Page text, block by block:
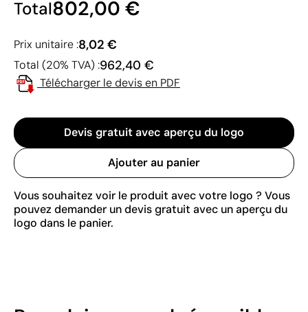
Total802,00 €
Prix unitaire :8,02 €
Total (20% TVA) :962,40 €
Télécharger le devis en PDF
Devis gratuit avec aperçu du logo
Ajouter au panier
Vous souhaitez voir le produit avec votre logo ? Vous
pouvez demander un devis gratuit avec un aperçu du
logo dans le panier.